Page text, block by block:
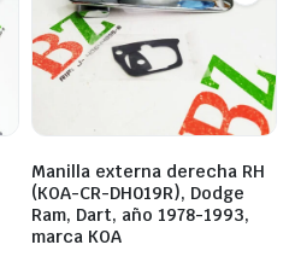
Manilla externa derecha RH
(KOA-CR-DH019R), Dodge
Ram, Dart, año 1978-1993,
marca KOA